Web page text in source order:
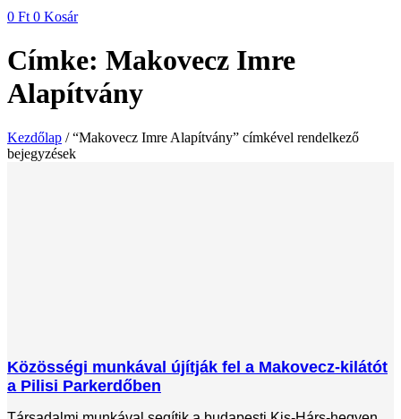
0 Ft 0 Kosár
Címke: Makovecz Imre
Alapítvány
Kezdőlap / “Makovecz Imre Alapítvány” címkével rendelkező
bejegyzések
Közösségi munkával újítják fel a Makovecz-kilátót
a Pilisi Parkerdőben